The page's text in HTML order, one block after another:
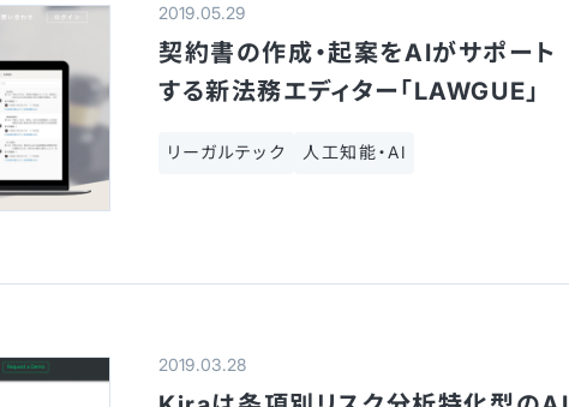
2019.05.29
契約書の作成・起案をAIがサポート
する新法務エディター「LAWGUE」
リーガルテック 人工知能・AI
2019.03.28